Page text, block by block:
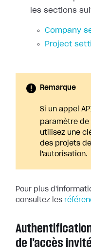
les sections
Company
Project
Remarque
Si un appel
paramètre de
utilisez une
des projets
l'autorisation.
Pour plus
consultez les
de l'accès invité